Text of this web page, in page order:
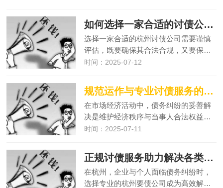
如何选择一家合适的讨债公司？
选择一家合适的杭州讨债公司需要谨慎
评估，既要确保其合法合规，又要保…
时间：2025-07-12
规范运作与专业讨债服务的实践
在市场经济活动中，债务纠纷的妥善解
决是维护经济秩序与当事人合法权益…
时间：2025-07-11
正规讨债服务助力解决各类债务难题
在杭州，企业与个人面临债务纠纷时，
选择专业的杭州要债公司成为高效解…